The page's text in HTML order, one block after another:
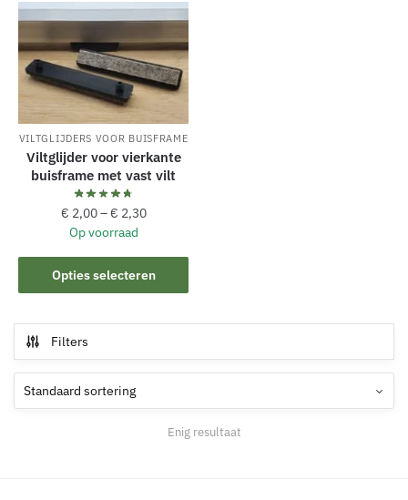
VILTGLIJDERS VOOR BUISFRAME
Viltglijder voor vierkante
buisframe met vast vilt
€ 2,00–€ 2,30
Op voorraad
Opties selecteren
Dit
product
variaties.
Deze
optie
Filters
Enig resultaat